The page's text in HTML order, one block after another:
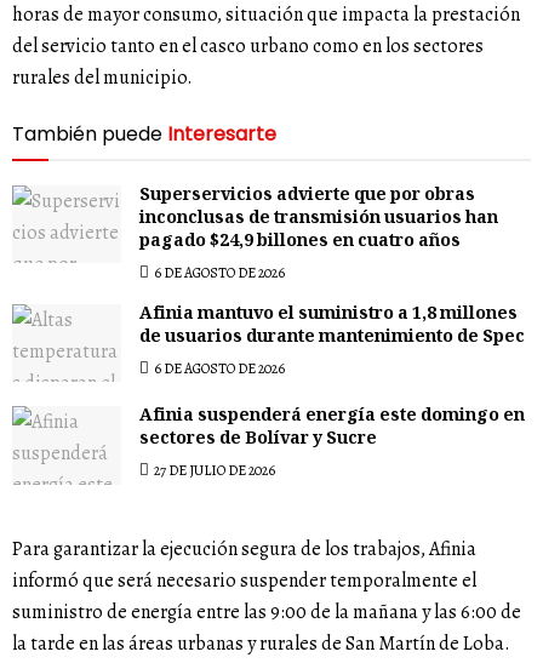
horas de mayor consumo, situación que impacta la prestación
del servicio tanto en el casco urbano como en los sectores
rurales del municipio.
También puede Interesarte
Superservicios advierte que por obras
inconclusas de transmisión usuarios han
pagado $24,9 billones en cuatro años
6 DE AGOSTO DE 2026
Afinia mantuvo el suministro a 1,8 millones
de usuarios durante mantenimiento de Spec
6 DE AGOSTO DE 2026
Afinia suspenderá energía este domingo en
sectores de Bolívar y Sucre
27 DE JULIO DE 2026
Para garantizar la ejecución segura de los trabajos, Afinia
informó que será necesario suspender temporalmente el
suministro de energía entre las 9:00 de la mañana y las 6:00 de
la tarde en las áreas urbanas y rurales de San Martín de Loba.